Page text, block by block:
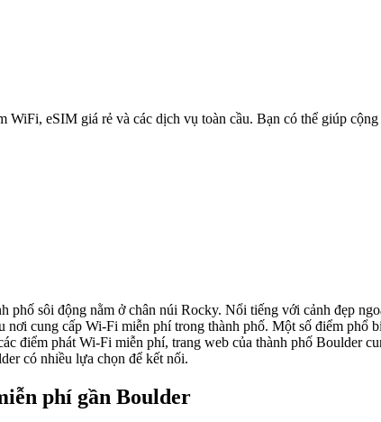
WiFi, eSIM giá rẻ và các dịch vụ toàn cầu. Bạn có thể giúp
phố sôi động nằm ở chân núi Rocky. Nổi tiếng với cảnh đẹp
nơi cung cấp Wi-Fi miễn phí trong thành phố. Một số điểm
điểm phát Wi-Fi miễn phí, trang web của thành phố Boulder
có nhiều lựa chọn để kết nối.
phí gần Boulder